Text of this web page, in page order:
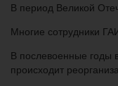
В период Великой
Многие сотрудники
В послевоенные годы
происходит